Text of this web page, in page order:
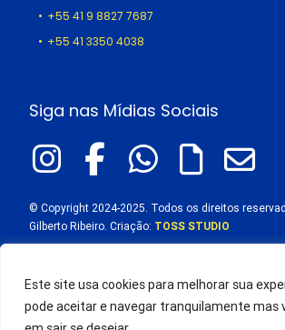
Este site usa cookies para melhorar sua
pode aceitar e navegar tranquilamente mas
+55 41 9 8827 7687
+55 41 3350 4038
Siga nas Mídias Sociais
© Copyright 2024-2025. Todos os direitos
Gilberto Ribeiro. Criação: TOSS STUDIO